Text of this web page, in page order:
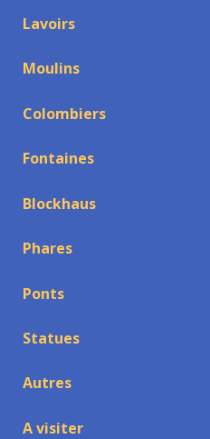
Lavoirs
Moulins
Colombiers
Fontaines
Blockhaus
Phares
Ponts
Statues
Autres
A visiter